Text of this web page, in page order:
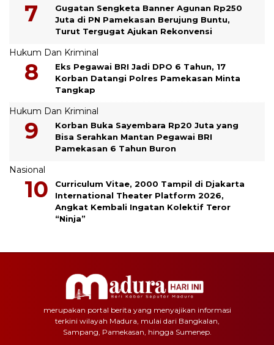
Gugatan Sengketa Banner Agunan Rp250
Juta di PN Pamekasan Berujung Buntu,
Turut Tergugat Ajukan Rekonvensi
Hukum Dan Kriminal
Eks Pegawai BRI Jadi DPO 6 Tahun, 17
Korban Datangi Polres Pamekasan Minta
Tangkap
Hukum Dan Kriminal
Korban Buka Sayembara Rp20 Juta yang
Bisa Serahkan Mantan Pegawai BRI
Pamekasan 6 Tahun Buron
Nasional
Curriculum Vitae, 2000 Tampil di Djakarta
International Theater Platform 2026,
Angkat Kembali Ingatan Kolektif Teror
“Ninja”
merupakan portal berita yang menyajikan informasi
terkini wilayah Madura, mulai dari Bangkalan,
Sampang, Pamekasan, hingga Sumenep.